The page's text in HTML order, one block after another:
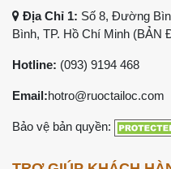
Địa Chỉ 1: Số 8, Đường
Bình, TP. Hồ Chí Minh (BẢN
Hotline: (093) 9194 468
Email:hotro@ruoctailoc.com
Bảo vệ bản quyền: